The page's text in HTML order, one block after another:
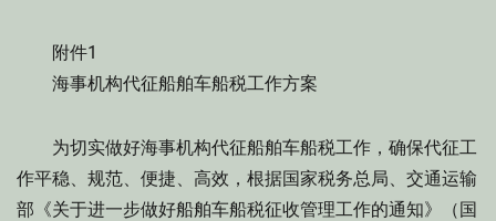
附件1
海事机构代征船舶车船税工作方案
为切实做好海事机构代征船舶车船税工作，确保代征工
作平稳、规范、便捷、高效，根据国家税务总局、交通运输
部《关于进一步做好船舶车船税征收管理工作的通知》（国